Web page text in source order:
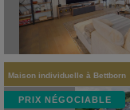
Maison individuelle à Bettborn
PRIX NÉGOCIABLE